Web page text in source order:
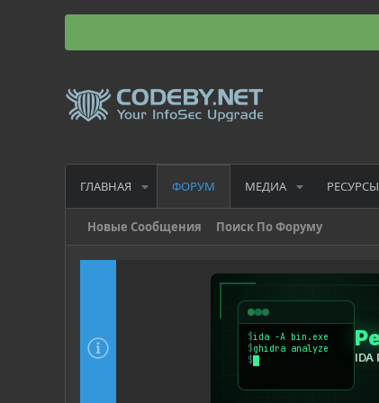
ГЛАВНАЯ ФОРУМ МЕДИА РЕСУРСЫ
Новые Сообщения Поиск По Форуму